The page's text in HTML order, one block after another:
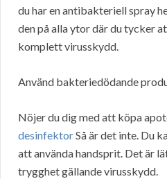
du har en antibakteriell spray
den på alla ytor där du tycker
komplett virusskydd.
Använd bakteriedödande
Nöjer du dig med att köpa
desinfektorSå är det inte. Du
att använda handsprit. Det är
trygghet gällande virusskydd.